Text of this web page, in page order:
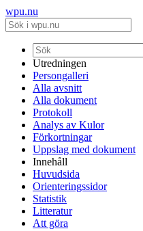
wpu.nu
Utredningen
Persongalleri
Alla avsnitt
Alla dokument
Protokoll
Analys av Kulor
Förkortningar
Uppslag med dokument
Innehåll
Huvudsida
Orienteringssidor
Statistik
Litteratur
Att göra